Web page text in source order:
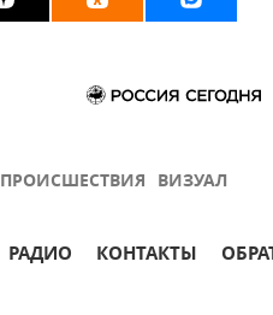
ПРОИСШЕСТВИЯ ВИЗУАЛ
РАДИО КОНТАКТЫ